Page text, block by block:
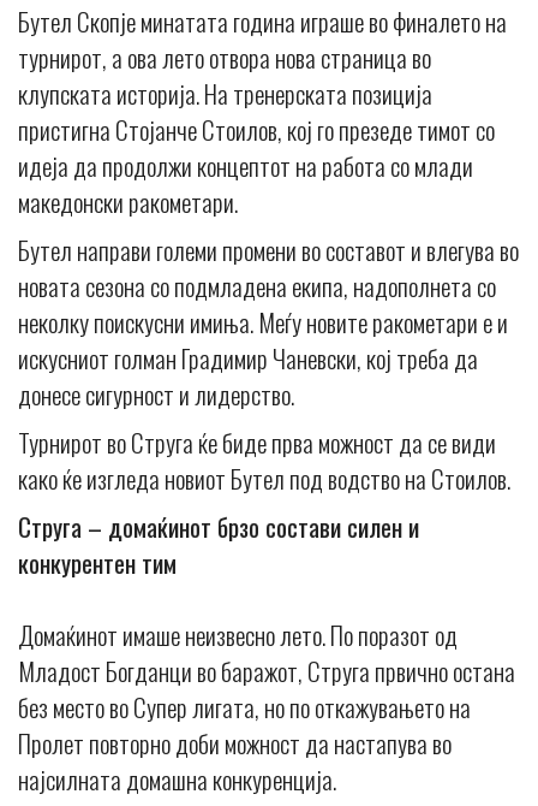
Бутел Скопје минатата година играше во финалето на
турнирот, а ова лето отвора нова страница во
клупската историја. На тренерската позиција
пристигна Стојанче Стоилов, кој го презеде тимот со
идеја да продолжи концептот на работа со млади
македонски ракометари.
Бутел направи големи промени во составот и влегува во
новата сезона со подмладена екипа, надополнета со
неколку поискусни имиња. Меѓу новите ракометари е и
искусниот голман Градимир Чаневски, кој треба да
донесе сигурност и лидерство.
Турнирот во Струга ќе биде прва можност да се види
како ќе изгледа новиот Бутел под водство на Стоилов.
Струга – домаќинот брзо состави силен и
конкурентен тим
Домаќинот имаше неизвесно лето. По поразот од
Младост Богданци во баражот, Струга првично остана
без место во Супер лигата, но по откажувањето на
Пролет повторно доби можност да настапува во
најсилната домашна конкуренција.